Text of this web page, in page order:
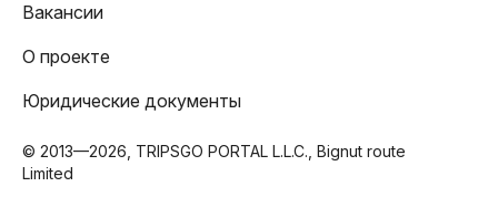
Вакансии
О проекте
Юридические документы
© 2013—2026, TRIPSGO PORTAL L.L.C., Bignut route
Limited